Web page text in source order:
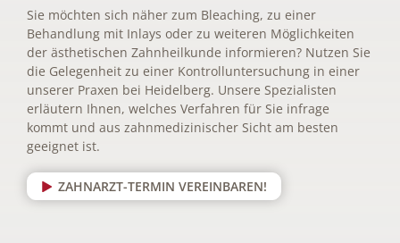
Sie möchten sich näher zum Bleaching, zu einer
Behandlung mit Inlays oder zu weiteren Möglichkeiten
der ästhetischen Zahnheilkunde informieren? Nutzen Sie
die Gelegenheit zu einer Kontrolluntersuchung in einer
unserer Praxen bei Heidelberg. Unsere Spezialisten
erläutern Ihnen, welches Verfahren für Sie infrage
kommt und aus zahnmedizinischer Sicht am besten
geeignet ist.
ZAHNARZT-TERMIN VEREINBAREN!